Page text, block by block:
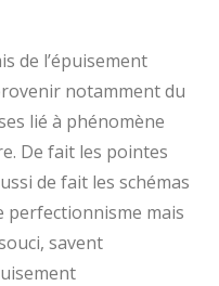
de l’épuisement
notamment du
lié à phénomène
De fait les pointes
de fait les schémas
perfectionnisme mais
savent